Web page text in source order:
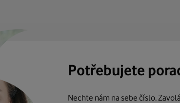
Potřebujete
Nechte nám na sebe číslo.